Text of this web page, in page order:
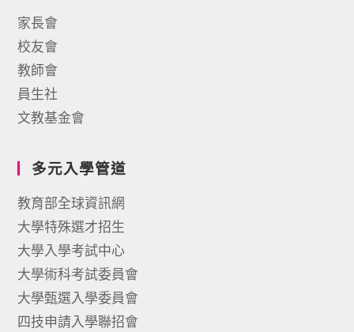
家長會
校友會
教師會
員生社
文教基金會
多元入學管道
教育部全球資訊網
大學特殊選才招生
大學入學考試中心
大學術科考試委員會
大學甄選入學委員會
四技申請入學聯招會